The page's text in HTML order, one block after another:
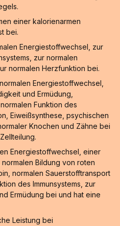
einer kalorienarmen
bei.
Energiestoffwechsel, zur
zur normalen
normalen Herzfunktion bei.
Energiestoffwechsel,
und Ermüdung,
Funktion des
Eiweißsynthese, psychischen
Knochen und Zähne bei
Energiestoffwechsel, einer
Bildung von roten
normalen Sauerstofftransport
des Immunsystems, zur
Ermüdung bei und hat eine
Leistung bei